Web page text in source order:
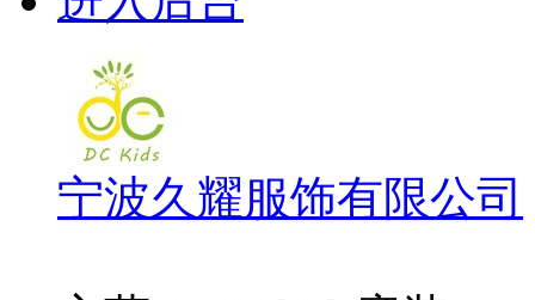
宁波久耀服饰有限公司